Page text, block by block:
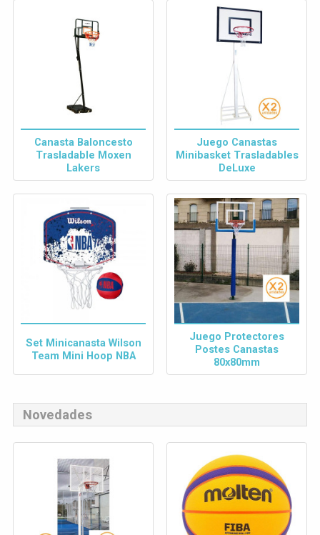
Canasta Baloncesto
Trasladable Moxen
Lakers
Juego Canastas
Minibasket Trasladables
DeLuxe
Set Minicanasta Wilson
Team Mini Hoop NBA
Juego Protectores
Postes Canastas
80x80mm
Novedades